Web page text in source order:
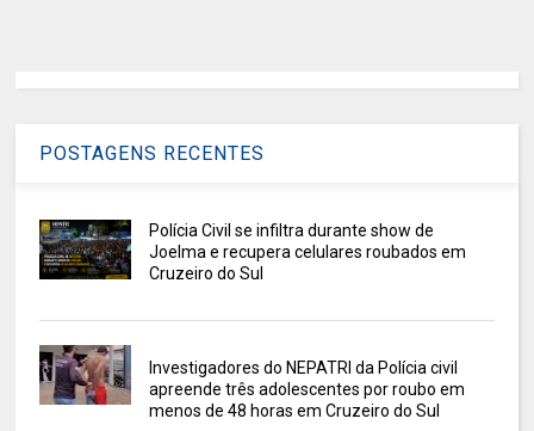
POSTAGENS RECENTES
Polícia Civil se infiltra durante show de
Joelma e recupera celulares roubados em
Cruzeiro do Sul
Investigadores do NEPATRI da Polícia civil
apreende três adolescentes por roubo em
menos de 48 horas em Cruzeiro do Sul